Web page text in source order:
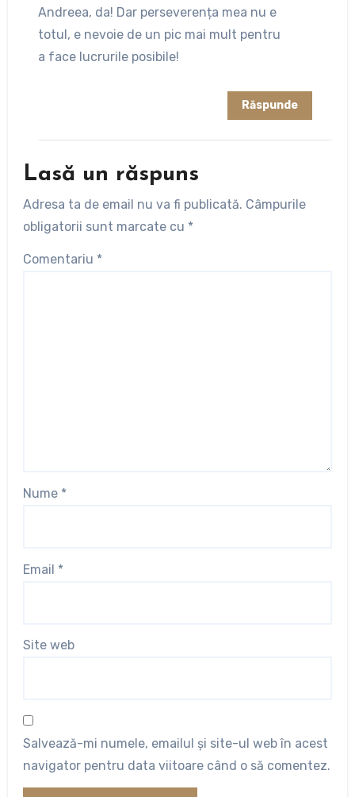
Andreea, da! Dar perseverența mea nu e
totul, e nevoie de un pic mai mult pentru
a face lucrurile posibile!
Răspunde
Lasă un răspuns
Adresa ta de email nu va fi publicată. Câmpurile
obligatorii sunt marcate cu *
Comentariu *
Nume *
Email *
Site web
Salvează-mi numele, emailul și site-ul web în acest
navigator pentru data viitoare când o să comentez.